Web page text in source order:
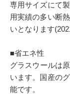
専用サイズにて
用実績の多い断
いとなります
■省エネ性
グラスウールは
います。国産の
能です。